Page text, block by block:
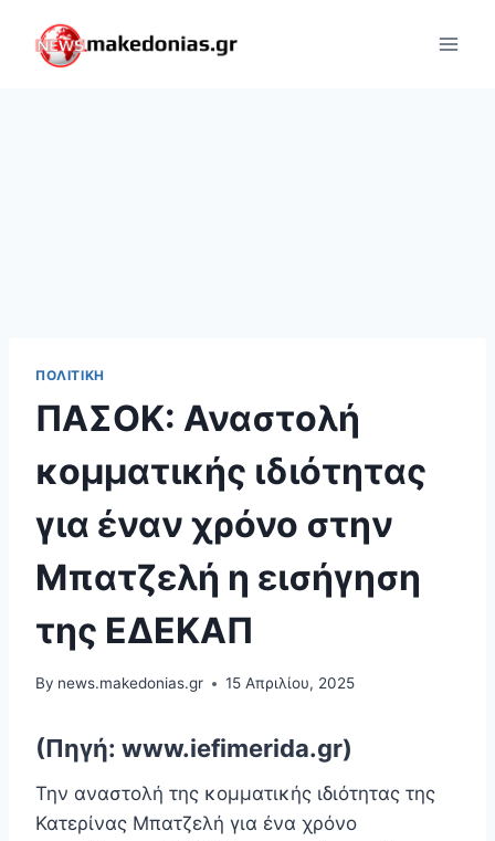
content
ΠΟΛΙΤΙΚΉ
ΠΑΣΟΚ: Αναστολή
κομματικής ιδιότητας
για έναν χρόνο στην
Μπατζελή η εισήγηση
της ΕΔΕΚΑΠ
By news.makedonias.gr 15 Απριλίου, 2025
(Πηγή: www.iefimerida.gr)
Την αναστολή της κομματικής ιδιότητας της
Κατερίνας Μπατζελή για ένα χρόνο